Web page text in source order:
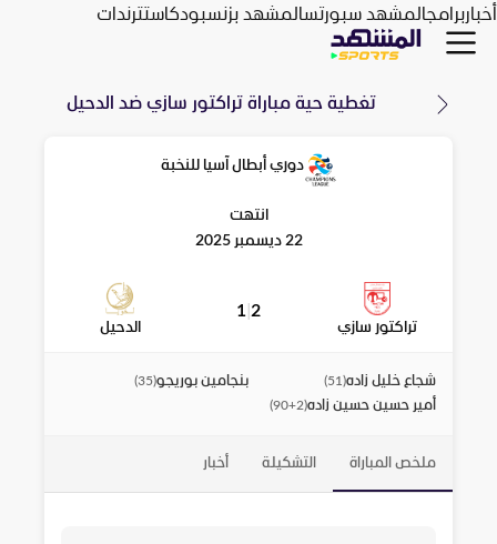
أخباربرامجالمشهد سبورتسالمشهد بزنسبودكاستترندات
تغطية حية مباراة تراكتور سازي ضد الدحيل
دوري أبطال آسيا للنخبة
انتهت
22 ديسمبر 2025
تراكتور سازي
2
1
الدحيل
شجاع خليل زاده(
51
)
أمير حسين حسين زاده(
90+2
)
بنجامين بوريجو(
35
)
ملخص المباراة التشكيلة أخبار